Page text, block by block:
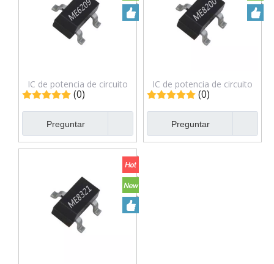
IC de potencia de circuito
integrado ME6209A33M3G
(0)
Preguntar
IC de potencia de circuito
integrado ME8200M6G-N
(0)
Preguntar